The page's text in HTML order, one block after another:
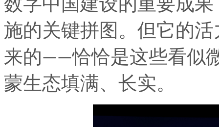
数字中国建设的重要成
施的关键拼图。但它的
来的——恰恰是这些看似
蒙生态填满、长实。